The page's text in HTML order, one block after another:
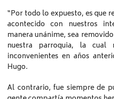
“Por todo lo expuesto, es que
acontecido con nuestros
manera unánime, sea
nuestra parroquia, la
inconvenientes en años
Hugo.
Al contrario, fue siempre de